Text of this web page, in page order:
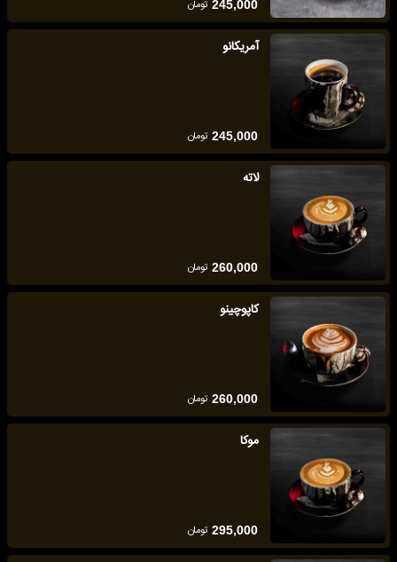
245,000 تومان
آمریکانو
245,000 تومان
لاته
260,000 تومان
کاپوچینو
260,000 تومان
موکا
295,000 تومان